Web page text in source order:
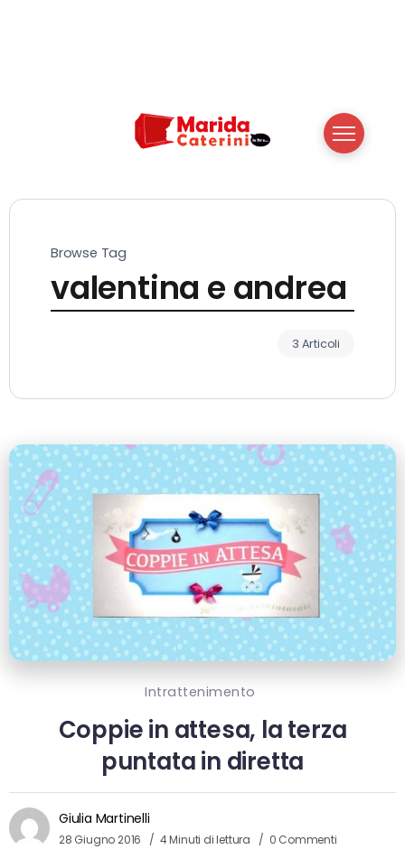
Browse Tag
valentina e andrea
3 Articoli
Intrattenimento
Coppie in attesa, la terza
puntata in diretta
Giulia Martinelli
28 Giugno 2016 4 Minuti di lettura 0 Commenti